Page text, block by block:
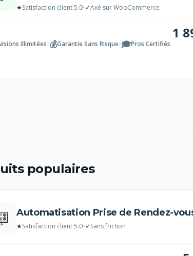
★Satisfaction client 5.0•✓Axé sur WooCommerce
illimitées•💰Garantie Sans Risque•🎓Pros Certifiés
1
populaires
Automatisation Prise de Rendez-
★Satisfaction client 5.0•✓Sans friction